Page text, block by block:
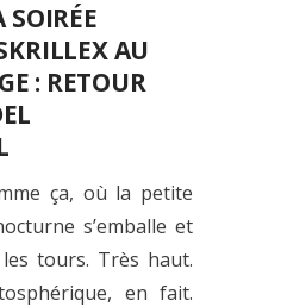
SOIRÉE
AU
: RETOUR
ça, où la petite
s’emballe et
tours. Très haut.
en fait.